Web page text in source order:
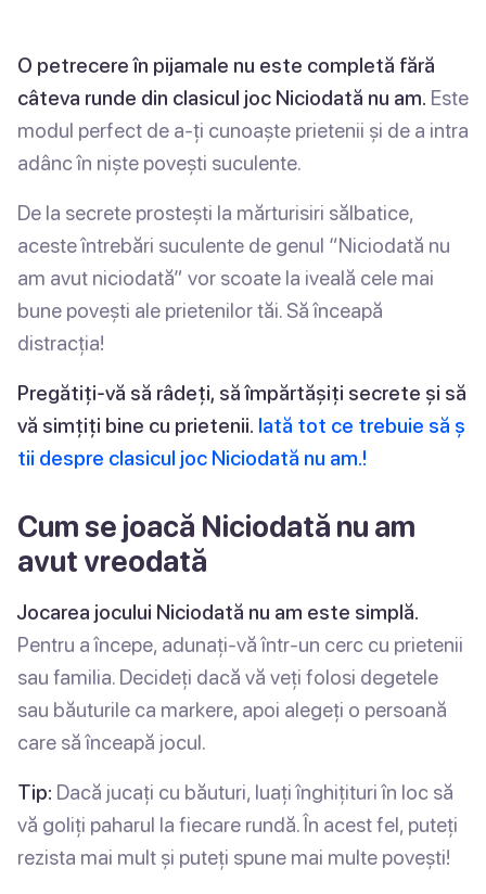
O petrecere în pijamale nu este completă fără
câteva runde din clasicul joc Niciodată nu am. Este
modul perfect de a-ți cunoaște prietenii și de a intra
adânc în niște povești suculente.
De la secrete prostești la mărturisiri sălbatice,
aceste întrebări suculente de genul “Niciodată nu
am avut niciodată” vor scoate la iveală cele mai
bune povești ale prietenilor tăi. Să înceapă
distracția!
Pregătiți-vă să râdeți, să împărtășiți secrete și să
vă simțiți bine cu prietenii. Iată tot ce trebuie să ș
tii despre clasicul joc Niciodată nu am.!
Cum se joacă Niciodată nu am
avut vreodată
Jocarea jocului Niciodată nu am este simplă.
Pentru a începe, adunați-vă într-un cerc cu prietenii
sau familia. Decideți dacă vă veți folosi degetele
sau băuturile ca markere, apoi alegeți o persoană
care să înceapă jocul.
Tip: Dacă jucați cu băuturi, luați înghițituri în loc să
vă goliți paharul la fiecare rundă. În acest fel, puteți
rezista mai mult și puteți spune mai multe povești!